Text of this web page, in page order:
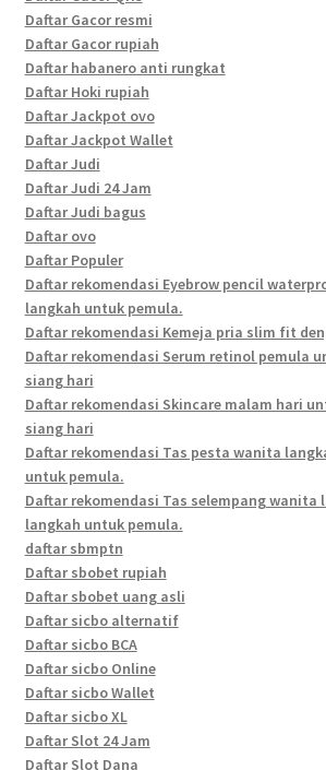
Daftar Gacor resmi
Daftar Gacor rupiah
Daftar habanero anti rungkat
Daftar Hoki rupiah
Daftar Jackpot ovo
Daftar Jackpot Wallet
Daftar Judi
Daftar Judi 24 Jam
Daftar Judi bagus
Daftar ovo
Daftar Populer
Daftar rekomendasi Eyebrow pencil
langkah untuk pemula.
Daftar rekomendasi Kemeja pria slim fit
Daftar rekomendasi Serum retinol pemula
siang hari
Daftar rekomendasi Skincare malam hari
siang hari
Daftar rekomendasi Tas pesta wanita
untuk pemula.
Daftar rekomendasi Tas selempang wanita
langkah untuk pemula.
daftar sbmptn
Daftar sbobet rupiah
Daftar sbobet uang asli
Daftar sicbo alternatif
Daftar sicbo BCA
Daftar sicbo Online
Daftar sicbo Wallet
Daftar sicbo XL
Daftar Slot 24 Jam
Daftar Slot Dana